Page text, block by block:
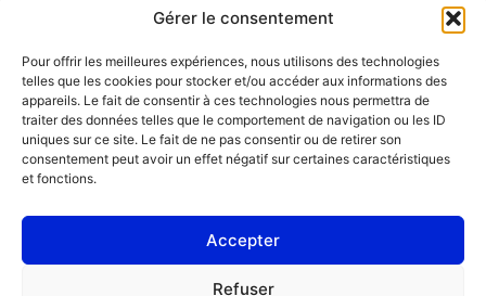
Gérer le consentement
Pour offrir les meilleures expériences, nous utilisons des technologies
telles que les cookies pour stocker et/ou accéder aux informations des
appareils. Le fait de consentir à ces technologies nous permettra de
traiter des données telles que le comportement de navigation ou les ID
uniques sur ce site. Le fait de ne pas consentir ou de retirer son
consentement peut avoir un effet négatif sur certaines caractéristiques
et fonctions.
Accepter
Refuser
Maandag tot vrijdag van